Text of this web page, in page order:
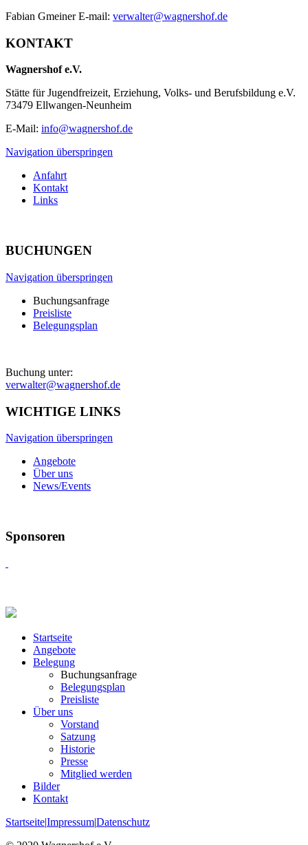
Fabian Gmeiner E-mail: verwalter@wagnershof.de
KONTAKT
Wagnershof e.V.
Stätte für Jugendfreizeit, Erziehung, Volks- und Berufsbildung e.V.
73479 Ellwangen-Neunheim
E-Mail: info@wagnershof.de
Navigation überspringen
Anfahrt
Kontakt
Links
BUCHUNGEN
Navigation überspringen
Buchungsanfrage
Preisliste
Belegungsplan
Buchung unter:
verwalter@wagnershof.de
WICHTIGE LINKS
Navigation überspringen
Angebote
Über uns
News/Events
Sponsoren
Startseite
Angebote
Belegung
Buchungsanfrage
Belegungsplan
Preisliste
Über uns
Vorstand
Satzung
Historie
Presse
Mitglied werden
Bilder
Kontakt
Startseite|Impressum|Datenschutz